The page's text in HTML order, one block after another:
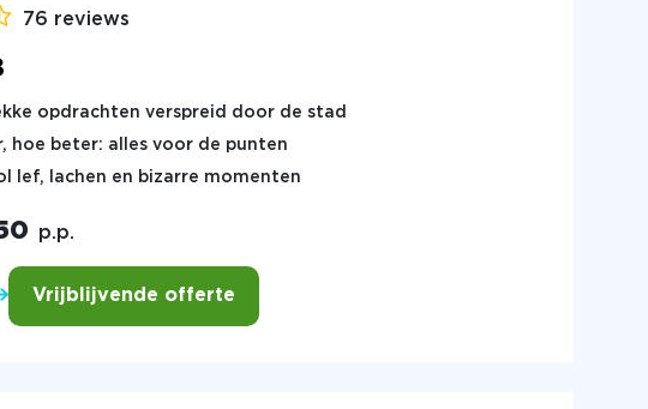
76 reviews
opdrachten verspreid door de stad
hoe beter: alles voor de punten
lef, lachen en bizarre momenten
p.p.
Vrijblijvende offerte